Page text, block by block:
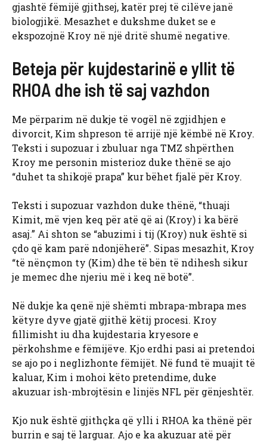
gjashtë fëmijë gjithsej, katër prej të cilëve janë
biologjikë. Mesazhet e dukshme duket se e
ekspozojnë Kroy në një dritë shumë negative.
Beteja për kujdestarinë e yllit të
RHOA dhe ish të saj vazhdon
Me përparim në dukje të vogël në zgjidhjen e
divorcit, Kim shpreson të arrijë një këmbë në Kroy.
Teksti i supozuar i zbuluar nga TMZ shpërthen
Kroy me personin misterioz duke thënë se ajo
“duhet ta shikojë prapa” kur bëhet fjalë për Kroy.
Teksti i supozuar vazhdon duke thënë, “thuaji
Kimit, më vjen keq për atë që ai (Kroy) i ka bërë
asaj.” Ai shton se “abuzimi i tij (Kroy) nuk është si
çdo që kam parë ndonjëherë”. Sipas mesazhit, Kroy
“të nënçmon ty (Kim) dhe të bën të ndihesh sikur
je memec dhe njeriu më i keq në botë”.
Në dukje ka qenë një shëmti mbrapa-mbrapa mes
këtyre dyve gjatë gjithë këtij procesi. Kroy
fillimisht iu dha kujdestaria kryesore e
përkohshme e fëmijëve. Kjo erdhi pasi ai pretendoi
se ajo po i neglizhonte fëmijët. Në fund të muajit të
kaluar, Kim i mohoi këto pretendime, duke
akuzuar ish-mbrojtësin e linjës NFL për gënjeshtër.
Kjo nuk është gjithçka që ylli i RHOA ka thënë për
burrin e saj të larguar. Ajo e ka akuzuar atë për